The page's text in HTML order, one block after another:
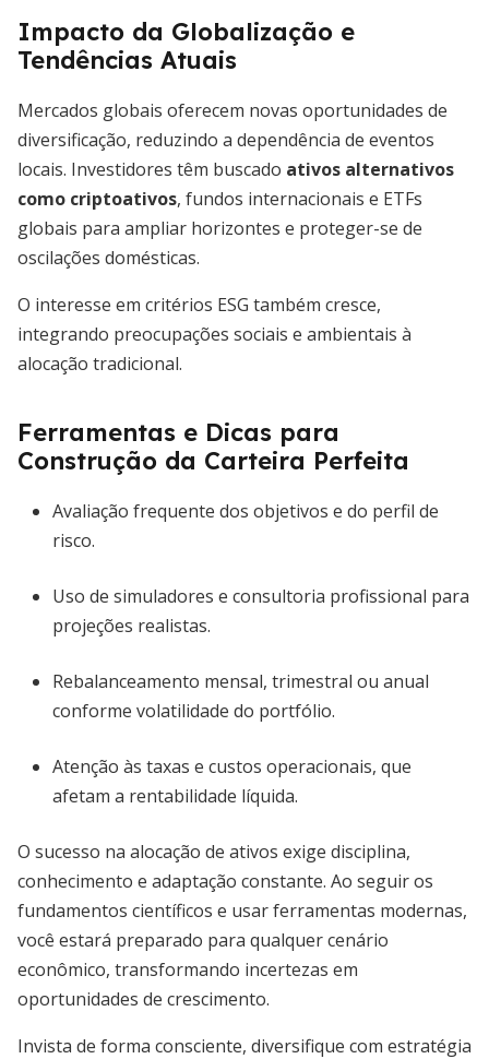
Impacto da Globalização e
Tendências Atuais
Mercados globais oferecem novas oportunidades de
diversificação, reduzindo a dependência de eventos
locais. Investidores têm buscado ativos alternativos
como criptoativos, fundos internacionais e ETFs
globais para ampliar horizontes e proteger-se de
oscilações domésticas.
O interesse em critérios ESG também cresce,
integrando preocupações sociais e ambientais à
alocação tradicional.
Ferramentas e Dicas para
Construção da Carteira Perfeita
Avaliação frequente dos objetivos e do perfil de
risco.
Uso de simuladores e consultoria profissional para
projeções realistas.
Rebalanceamento mensal, trimestral ou anual
conforme volatilidade do portfólio.
Atenção às taxas e custos operacionais, que
afetam a rentabilidade líquida.
O sucesso na alocação de ativos exige disciplina,
conhecimento e adaptação constante. Ao seguir os
fundamentos científicos e usar ferramentas modernas,
você estará preparado para qualquer cenário
econômico, transformando incertezas em
oportunidades de crescimento.
Invista de forma consciente, diversifique com estratégia